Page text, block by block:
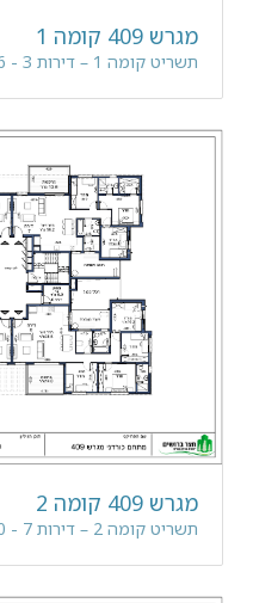
מגרש 409 קומה 1
תשריט קומה 1 – דירות 3 - 6
מגרש 409 קומה 2
תשריט קומה 2 – דירות 7 - 10